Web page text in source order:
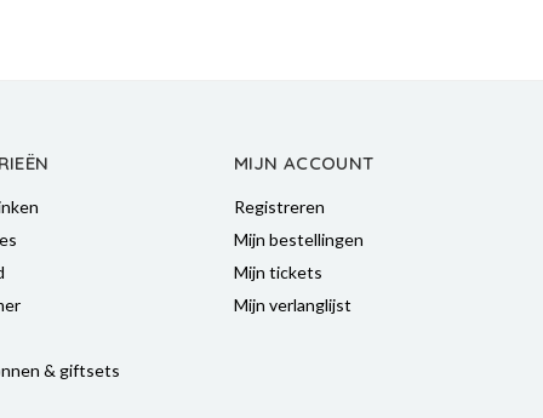
& giftsets
MIJN ACCOUNT
Registreren
Mijn bestellingen
Mijn tickets
Mijn verlanglijst